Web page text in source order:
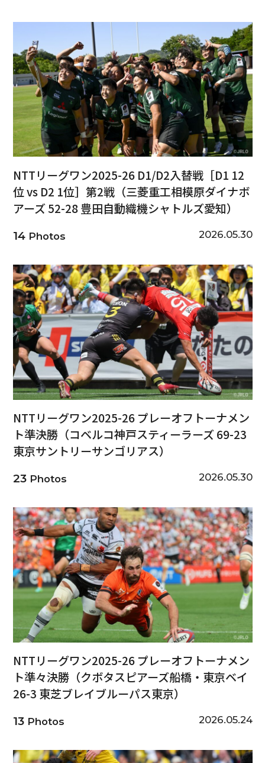
NTTリーグワン2025-26 D1/D2入替戦［D1 12
位 vs D2 1位］第2戦（三菱重工相模原ダイナボ
アーズ 52-28 豊田自動織機シャトルズ愛知）
14Photos 2026.05.30
NTTリーグワン2025-26 プレーオフトーナメン
ト準決勝（コベルコ神戸スティーラーズ 69-23
東京サントリーサンゴリアス）
23Photos 2026.05.30
NTTリーグワン2025-26 プレーオフトーナメン
ト準々決勝（クボタスピアーズ船橋・東京ベイ
26-3 東芝ブレイブルーパス東京）
13Photos 2026.05.24